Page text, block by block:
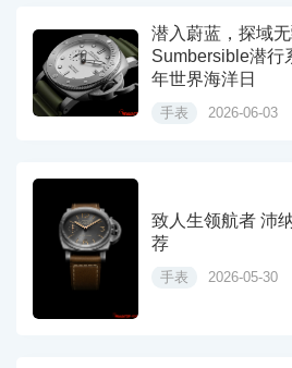
潜入蔚蓝，探域
Sumbersible潜行
年世界海洋日
手表 2026-06-03
致人生领航者 沛
荐
手表 2026-05-30